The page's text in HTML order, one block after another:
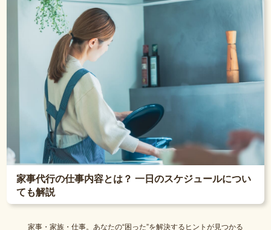
家事代行の仕事内容とは？ 一日のスケジュールについ
ても解説
家事・家族・仕事。あなたの“困った”を解決するヒントが見つかる